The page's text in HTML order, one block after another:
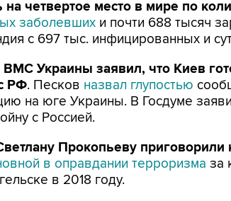
на четвертое место в мире по
заболевших и почти 688 тысяч
с 697 тыс. инфицированных и
Украины заявил, что Киев
РФ. Песков назвал глупостью
на юге Украины. В Госдуме
с Россией.
Прокопьеву
в оправдании терроризма за
в 2018 году.